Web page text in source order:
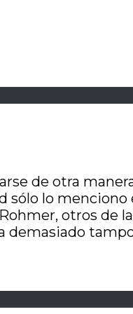
de otra
sólo lo
otros de